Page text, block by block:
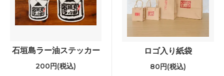
石垣島ラー油ステッカー
200円(税込)
ロゴ入り紙袋
80円(税込)